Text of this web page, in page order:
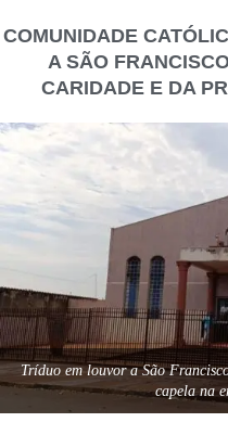
COMUNIDADE
A SÃO
CARIDADE E DA
Tríduo em louvor a São
capela na